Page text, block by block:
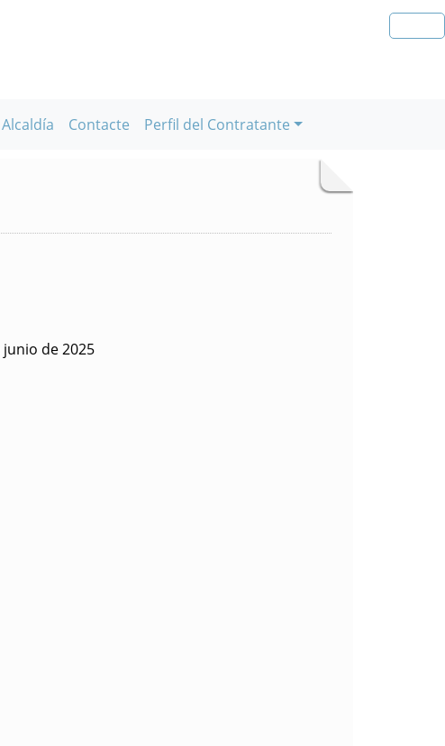
Contacte Perfil del Contratante
de 2025